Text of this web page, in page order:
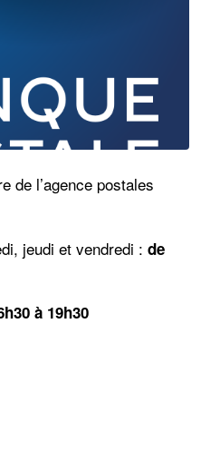
de l’agence postales
jeudi et vendredi : de
à 19h30